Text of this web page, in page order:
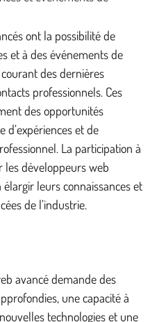
ont la possibilité de
et à des événements de
des dernières
professionnels. Ces
des opportunités
d’expériences et de
La participation à
les développeurs web
leurs connaissances et
de l’industrie.
avancé demande des
une capacité à
technologies et une